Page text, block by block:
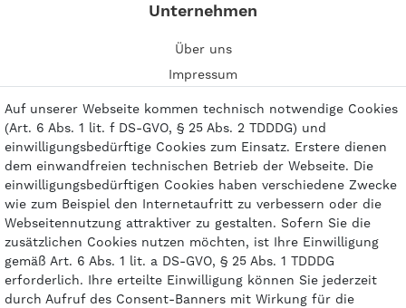
Unternehmen
Über uns
Impressum
Zahlungsarten
Auf unserer Webseite kommen technisch notwendige Cookies
(Art. 6 Abs. 1 lit. f DS-GVO, § 25 Abs. 2 TDDDG) und
einwilligungsbedürftige Cookies zum Einsatz. Erstere dienen
dem einwandfreien technischen Betrieb der Webseite. Die
einwilligungsbedürftigen Cookies haben verschiedene Zwecke
wie zum Beispiel den Internetaufritt zu verbessern oder die
Webseitennutzung attraktiver zu gestalten. Sofern Sie die
zusätzlichen Cookies nutzen möchten, ist Ihre Einwilligung
gemäß Art. 6 Abs. 1 lit. a DS-GVO, § 25 Abs. 1 TDDDG
erforderlich. Ihre erteilte Einwilligung können Sie jederzeit
durch Aufruf des Consent-Banners mit Wirkung für die